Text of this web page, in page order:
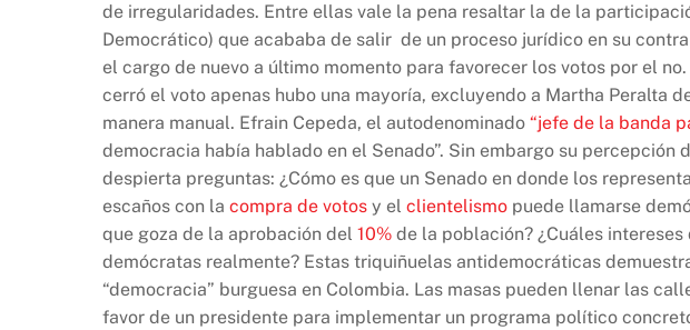
de irregularidades. Entre ellas vale la pena resaltar la de la
Democrático) que acababa de salir de un proceso jurídico en su
el cargo de nuevo a último momento para favorecer los votos por el
cerró el voto apenas hubo una mayoría, excluyendo a Martha Peralta
manera manual. Efrain Cepeda, el autodenominado “jefe de la banda
democracia había hablado en el Senado”. Sin embargo su percepción
despierta preguntas: ¿Cómo es que un Senado en donde los
escaños con la compra de votos y el clientelismo puede llamarse
que goza de la aprobación del 10% de la población? ¿Cuáles
demócratas realmente? Estas triquiñuelas antidemocráticas
“democracia” burguesa en Colombia. Las masas pueden llenar las
favor de un presidente para implementar un programa político